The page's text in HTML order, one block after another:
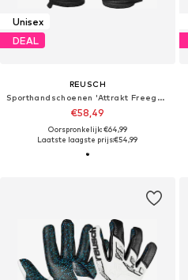
Unisex
DEAL
REUSCH
Sporthandschoenen 'Attrakt Freegel Infinity'
€58,49
Oorspronkelijk: €64,99
Laatste laagste prijs:€54,99